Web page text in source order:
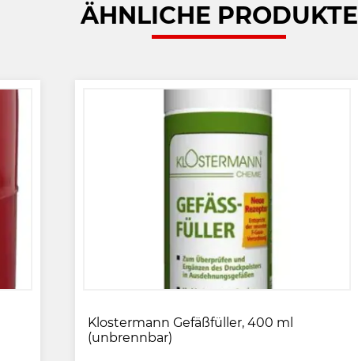
ÄHNLICHE PRODUKTE
Klostermann Gefäßfüller, 400 ml
(unbrennbar)